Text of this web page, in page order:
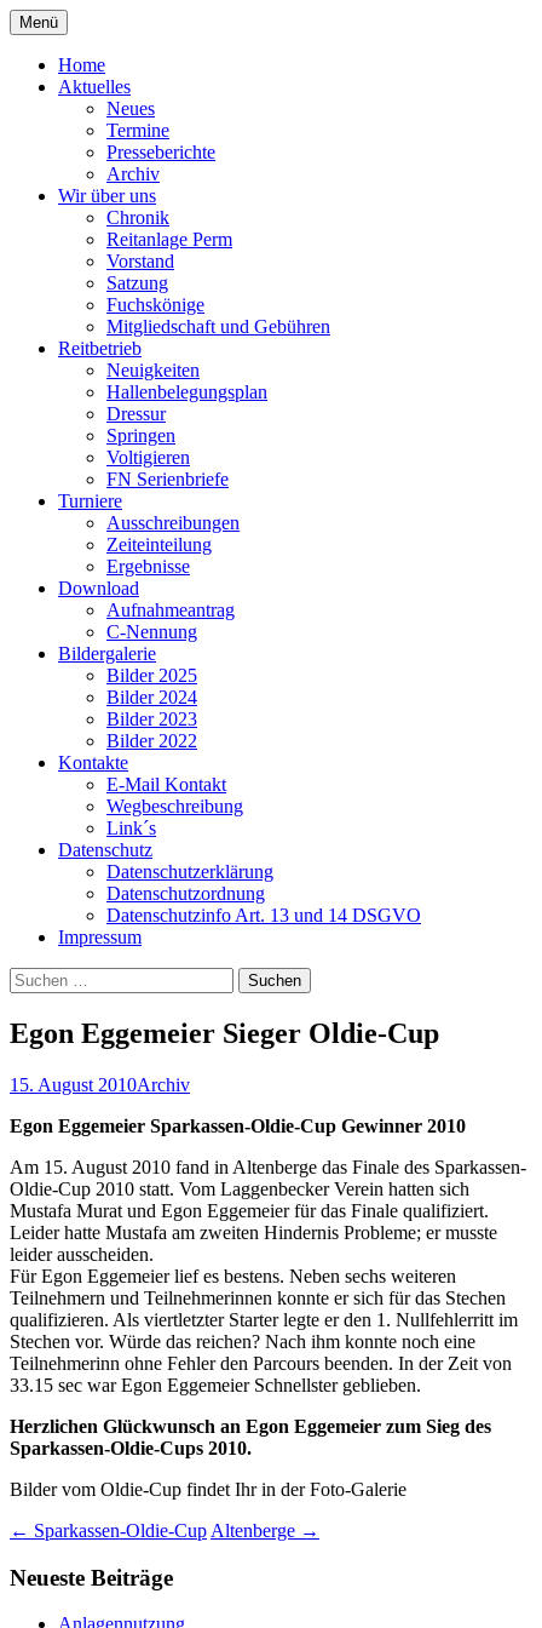
Zum
Inhalt
springen
Reiterverein Laggenbeck
Menü
Home
Aktuelles
Neues
Termine
Presseberichte
Archiv
Wir über uns
Chronik
Reitanlage Perm
Vorstand
Satzung
Fuchskönige
Mitgliedschaft und Gebühren
Reitbetrieb
Neuigkeiten
Hallenbelegungsplan
Dressur
Springen
Voltigieren
FN Serienbriefe
Turniere
Ausschreibungen
Zeiteinteilung
Ergebnisse
Download
Aufnahmeantrag
C-Nennung
Bildergalerie
Bilder 2025
Bilder 2024
Bilder 2023
Bilder 2022
Kontakte
E-Mail Kontakt
Wegbeschreibung
Link´s
Datenschutz
Datenschutzerklärung
Datenschutzordnung
Datenschutzinfo Art. 13 und 14 DSGVO
Impressum
Suchen
nach:
Egon Eggemeier Sieger Oldie-Cup
15. August 2010Archiv
Egon Eggemeier Sparkassen-Oldie-Cup Gewinner 2010
Am 15. August 2010 fand in Altenberge das Finale des Sparkassen-
Oldie-Cup 2010 statt. Vom Laggenbecker Verein hatten sich
Mustafa Murat und Egon Eggemeier für das Finale qualifiziert.
Leider hatte Mustafa am zweiten Hindernis Probleme; er musste
leider ausscheiden.
Für Egon Eggemeier lief es bestens. Neben sechs weiteren
Teilnehmern und Teilnehmerinnen konnte er sich für das Stechen
qualifizieren. Als viertletzter Starter legte er den 1. Nullfehlerritt im
Stechen vor. Würde das reichen? Nach ihm konnte noch eine
Teilnehmerinn ohne Fehler den Parcours beenden. In der Zeit von
33.15 sec war Egon Eggemeier Schnellster geblieben.
Herzlichen Glückwunsch an Egon Eggemeier zum Sieg des
Sparkassen-Oldie-Cups 2010.
Bilder vom Oldie-Cup findet Ihr in der Foto-Galerie
Beitragsnavigation
← Sparkassen-Oldie-Cup Altenberge →
Neueste Beiträge